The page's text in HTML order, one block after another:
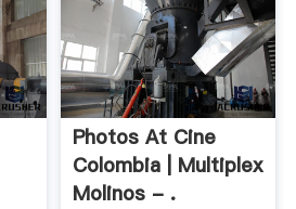
Photos At Cine
Colombia | Multiplex
Molinos - .